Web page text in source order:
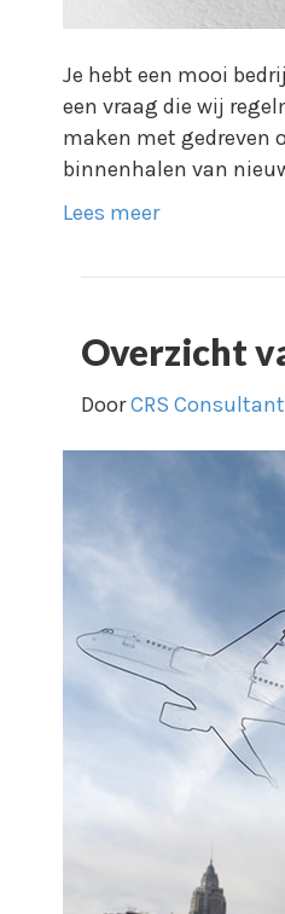
Je hebt een mooi
een vraag die wij
maken met gedreven
binnenhalen van
Lees meer
Overzicht
DoorCRS